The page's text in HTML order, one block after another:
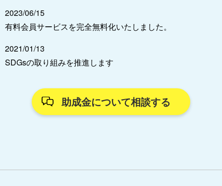
2023/06/15
有料会員サービスを完全無料化いたしました。
2021/01/13
SDGsの取り組みを推進します
助成金について相談する